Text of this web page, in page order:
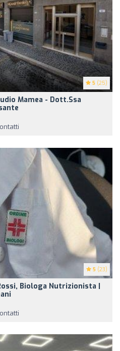
5 (25)
Mamea - Dott.ssa
5 (23)
Biologa Nutrizionista |